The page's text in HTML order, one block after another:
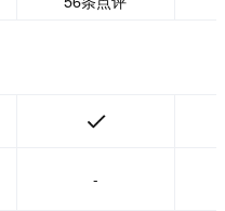
式、业界知识管理
步和创新”，努力将
蓝凌打造成用户满
化服务优秀品牌。
-